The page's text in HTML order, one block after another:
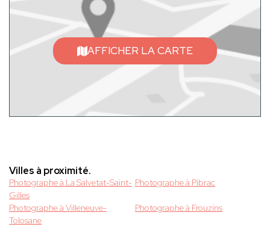
AFFICHER LA CARTE
Villes à proximité.
Photographe à La Salvetat-Saint-
Gilles
Photographe à Pibrac
Photographe à Villeneuve-
Tolosane
Photographe à Frouzins